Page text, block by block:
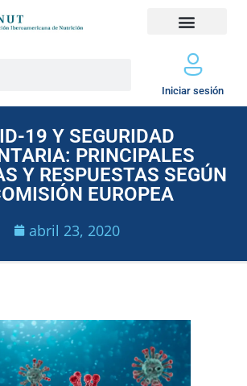
Iniciar sesión
19 Y SEGURIDAD
PRINCIPALES
Y RESPUESTAS SEGÚN
EUROPEA
abril 23, 2020